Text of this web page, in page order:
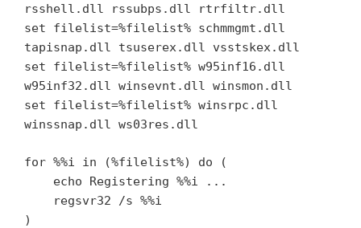
rsshell.dll rssubps.dll rtrfiltr.dll
set filelist=%filelist% schmmgmt.dll
tapisnap.dll tsuserex.dll vsstskex.dll
set filelist=%filelist% w95inf16.dll
w95inf32.dll winsevnt.dll winsmon.dll
set filelist=%filelist% winsrpc.dll
winssnap.dll ws03res.dll
for %%i in (%filelist%) do (
echo Registering %%i ...
regsvr32 /s %%i
)